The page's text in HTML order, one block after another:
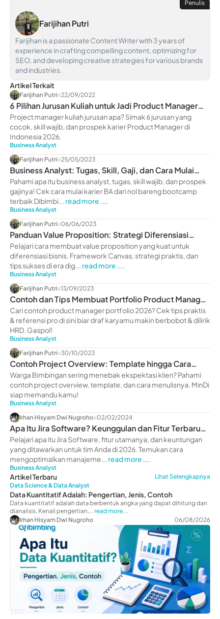
Penulis
Farijihan Putri
Farijihan is a passionate Content Writer with 3 years of
experience in crafting compelling content, optimizing for
SEO, and developing creative strategies for various brands
and industries.
Artikel Terkait
Farijihan Putri 22/09/2022
6 Pilihan Jurusan Kuliah untuk Jadi Product Manager
Andal 2026
Project manager kuliah jurusan apa? Simak 6 jurusan yang
cocok, skill wajib, dan prospek karier Product Manager di
Indonesia 2026.
Business Analyst
Farijihan Putri 25/05/2023
Business Analyst: Tugas, Skill, Gaji, dan Cara Mulai
Karier
Pahami apa itu business analyst, tugas, skill wajib, dan prospek
gajinya! Cek cara mulai karier BA dari nol bareng bootcamp
terbaik Dibimbi... read more ....
Business Analyst
Farijihan Putri 06/06/2023
Panduan Value Proposition: Strategi Diferensiasi
Bisnis di Era Digital 2026
Pelajari cara membuat value proposition yang kuat untuk
diferensiasi bisnis. Framework Canvas, strategi praktis, dan
tips sukses di era dig... read more ....
Business Analyst
Farijihan Putri 13/09/2023
Contoh dan Tips Membuat Portfolio Product Manager
2026
Cari contoh product manager portfolio 2026? Cek tips praktis
& referensi pro di sini biar draf karyamu makin berbobot & dilirik
HRD. Gaspol!
Business Analyst
Farijihan Putri 30/10/2023
Contoh Project Overview: Template hingga Cara
Menulisnya
Warga Bimbingan sering menebak ekspektasi klien? Pahami
contoh project overview, template, dan cara menulisnya. MinDi
siap memandu kamu!
Business Analyst
Irhan Hisyam Dwi Nugroho 02/02/2024
Apa Itu Jira Software? Keunggulan dan Fitur Terbaru
2026
Pelajari apa itu Jira Software, fitur utamanya, dan keuntungan
yang ditawarkan untuk tim Anda di 2026. Temukan cara
mengoptimalkan manajeme... read more ....
Business Analyst
Artikel Terbaru
Lihat Selengkapnya
Data Science & Data Analyst
Data Kuantitatif Adalah: Pengertian, Jenis, Contoh
Data kuantitatif adalah data berbentuk angka yang dapat dihitung dan
dianalisis. Kenali pengertian,...read more...
Irhan Hisyam Dwi Nugroho
06/08/2026